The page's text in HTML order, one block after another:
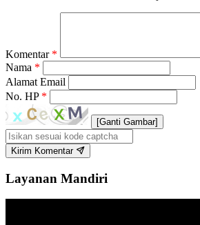
Komentar *
Nama *
Alamat Email
No. HP *
[Ganti Gambar]
Kirim Komentar
Layanan Mandiri